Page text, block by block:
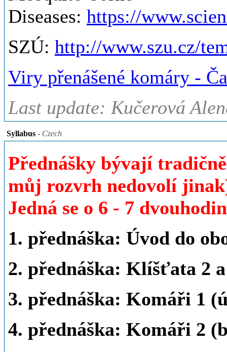
Diseases: https://
SZÚ: http://www.szu.cz/
Viry přenášené komáry -
Last update: Kučerová
Syllabus - Czech
Přednášky bývají
můj rozvrh nedovolí
Jedná se o 6 - 7
1. přednáška: Úvod do
2. přednáška: Klíšťata 2
3. přednáška: Komáři 1
4. přednáška: Komáři 2